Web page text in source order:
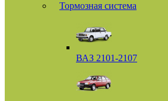
Тормозная система
ВАЗ 2101-2107